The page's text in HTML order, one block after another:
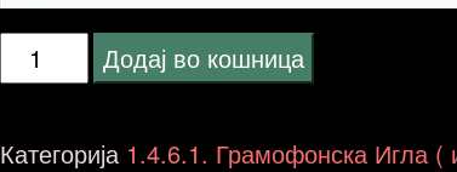
Audio
ATN-
Додај во кошница
Категорија 1.4.6.1. Грамофонска Игла (